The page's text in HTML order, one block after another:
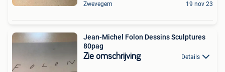
Zwevegem 19 nov 23
Jean-Michel Folon Dessins Sculptures
80pag
Zie omschrijving Details